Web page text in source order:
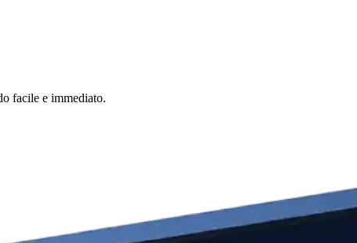
facile e immediato.